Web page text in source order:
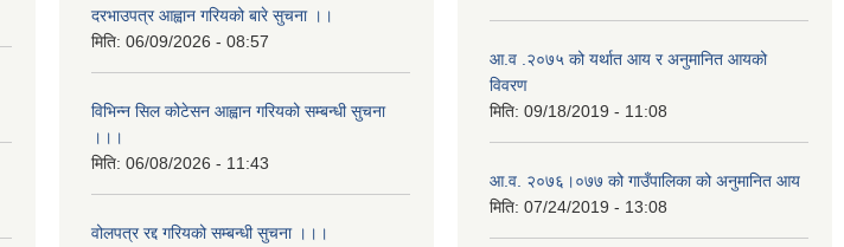
दरभाउपत्र आह्वान गरियको बारे सुचना ।।
मिति: 06/09/2026 - 08:57
विभिन्न सिल कोटेसन आह्वान गरियको सम्बन्धी सुचना
।।।
मिति: 06/08/2026 - 11:43
वोलपत्र रद्द गरियको सम्बन्धी सुचना ।।।
आ.व .२०७५ को यर्थात आय र अनुमानित आयको
विवरण
मिति: 09/18/2019 - 11:08
आ.व. २०७६।०७७ को गाउँपालिका को अनुमानित आय
मिति: 07/24/2019 - 13:08